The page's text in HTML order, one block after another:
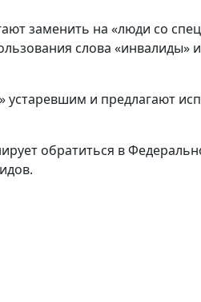
слова
и предлагают
обратиться в